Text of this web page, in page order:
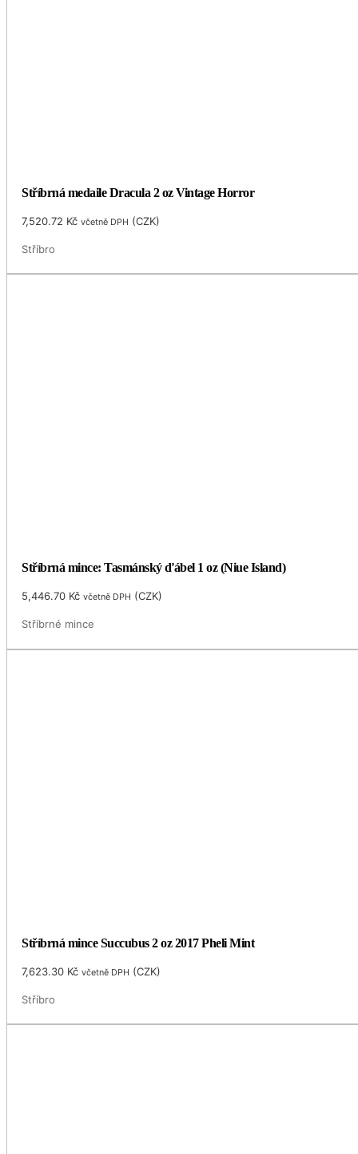
Stříbrná medaile Dracula 2 oz Vintage Horror
7,520.72 Kč včetně DPH (CZK)
Stříbro
Stříbrná mince: Tasmánský ďábel 1 oz (Niue Island)
5,446.70 Kč včetně DPH (CZK)
Stříbrné mince
Stříbrná mince Succubus 2 oz 2017 Pheli Mint
7,623.30 Kč včetně DPH (CZK)
Stříbro